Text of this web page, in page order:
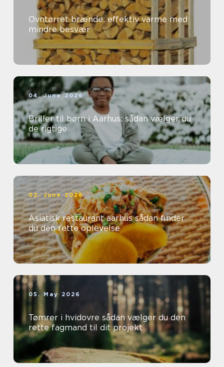
Ovntørret brænde: effektiv varme med
mindre besvær
04. June 2026
Briller til børn i Aarhus: sådan vælger du
de rigtige
02. June 2026
Asiatisk restaurant aarhus sådan finder
du den rette oplevelse
05. May 2026
Tømrer i hvidovre sådan vælger du den
rette fagmand til dit projekt